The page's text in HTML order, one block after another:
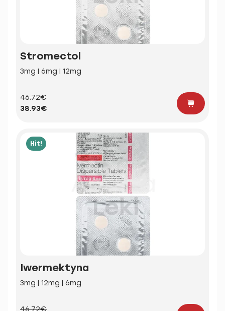
Stromectol
3mg | 6mg | 12mg
46.72€
38.93€
Hit!
Iwermektyna
3mg | 12mg | 6mg
46.72€